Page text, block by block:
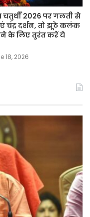
चतुर्थी 2026 पर गलती से
चंद्र दर्शन, तो झूठे कलंक
के लिए तुरंत करें ये
18, 2026